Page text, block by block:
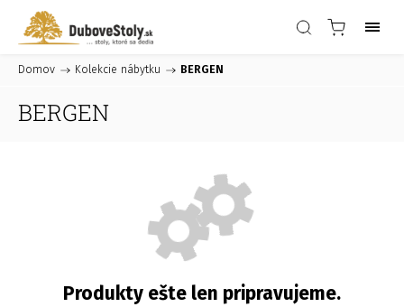
Domov / Kolekcie nábytku / BERGEN
BERGEN
Produkty ešte len pripravujeme.